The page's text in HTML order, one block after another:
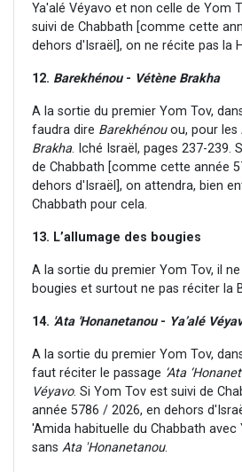
Ya'alé Véyavo et non celle de Yom
suivi de Chabbath [comme cette
dehors d'Israël], on ne récite pas la
12. Barekhénou- Vétène Brakha
A la sortie du premier Yom Tov,
faudra dire Barekhénouou, pour les
Brakha. Iché Israël, pages 237-239.
de Chabbath [comme cette année
dehors d'Israël], on attendra, bien
Chabbath pour cela.
13. L’allumage des bougies
A la sortie du premier Yom Tov, il
bougies et surtout ne pas réciter la
14. 'Ata 'Honanetanou- Ya’alé
A la sortie du premier Yom Tov,
faut réciter le passage ‘Ata
Véyavo. Si Yom Tov est suivi de
année 5786 / 2026, en dehors
'Amida habituelle du Chabbath avec
sans Ata 'Honanetanou.